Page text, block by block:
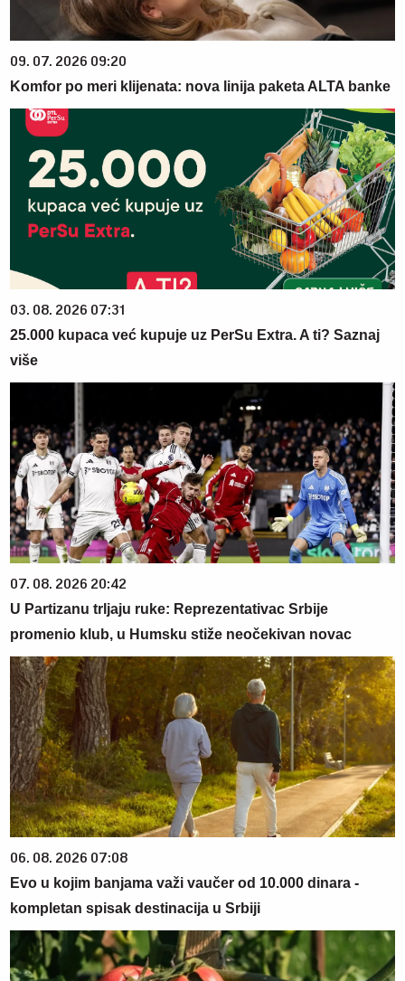
09. 07. 2026 09:20
Komfor po meri klijenata: nova linija paketa ALTA banke
03. 08. 2026 07:31
25.000 kupaca već kupuje uz PerSu Extra. A ti? Saznaj
više
07. 08. 2026 20:42
U Partizanu trljaju ruke: Reprezentativac Srbije
promenio klub, u Humsku stiže neočekivan novac
06. 08. 2026 07:08
Evo u kojim banjama važi vaučer od 10.000 dinara -
kompletan spisak destinacija u Srbiji